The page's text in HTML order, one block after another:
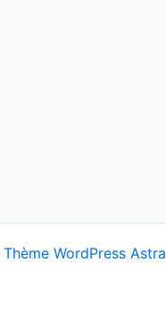
Thème WordPress Astra